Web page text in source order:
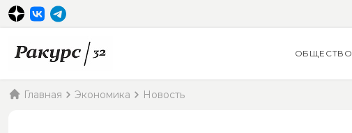
ОБЩЕСТВО
Главная Экономика Новость